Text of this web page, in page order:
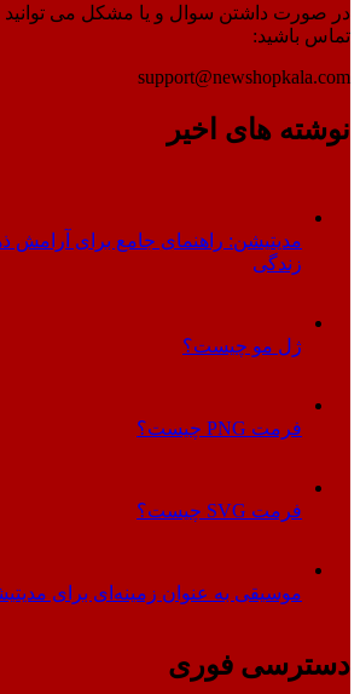
در صورت داشتن سوال و یا مشکل می توانید با
تماس باشید:
support@newshopkala.com
نوشته های اخیر
مدیتیشن: راهنمای جامع برای آرامش
زندگی
ژل مو چیست؟
فرمت PNG چیست؟
فرمت SVG چیست؟
موسیقی به عنوان زمینه‌ای برای
دسترسی فوری